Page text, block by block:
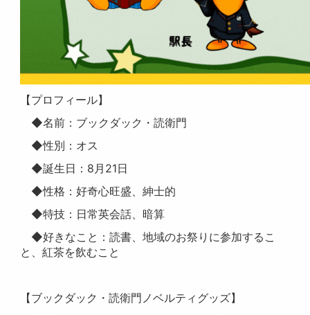
【プロフィール】
◆名前：ブックダック・読衛門
◆性別：オス
◆誕生日：8月21日
◆性格：好奇心旺盛、紳士的
◆特技：日常英会話、暗算
◆好きなこと：読書、地域のお祭りに参加するこ
と、紅茶を飲むこと
【ブックダック・読衛門ノベルティグッズ】